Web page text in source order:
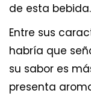
de esta bebida.
Entre sus
habría que
su sabor es
presenta